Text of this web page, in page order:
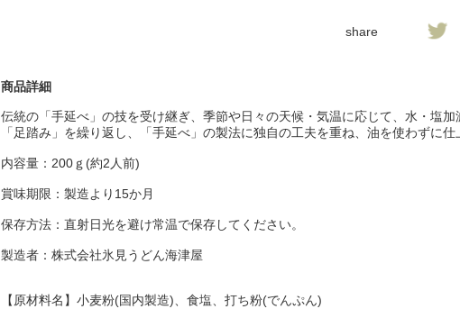
share
商品詳細
伝統の「手延べ」の技を受け継ぎ、季節や日々の天候・気温に応じて、水・塩
「足踏み」を繰り返し、「手延べ」の製法に独自の工夫を重ね、油を使わずに仕
内容量：200ｇ(約2人前)
賞味期限：製造より15か月
保存方法：直射日光を避け常温で保存してください。
製造者：株式会社氷見うどん海津屋
【原材料名】小麦粉(国内製造)、食塩、打ち粉(でんぷん)